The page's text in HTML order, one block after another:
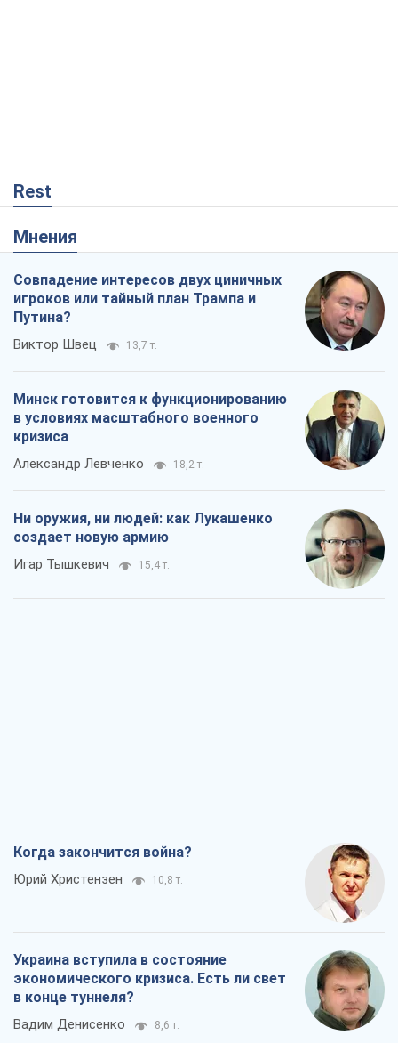
Rest
Мнения
Совпадение интересов двух циничных
игроков или тайный план Трампа и
Путина?
Виктор Швец 13,7 т.
Минск готовится к функционированию
в условиях масштабного военного
кризиса
Александр Левченко 18,2 т.
Ни оружия, ни людей: как Лукашенко
создает новую армию
Игар Тышкевич 15,4 т.
Когда закончится война?
Юрий Христензен 10,8 т.
Украина вступила в состояние
экономического кризиса. Есть ли свет
в конце туннеля?
Вадим Денисенко 8,6 т.